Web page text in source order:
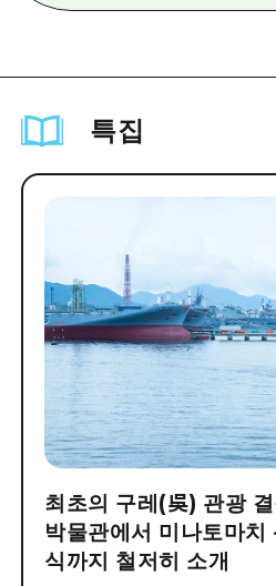
특집
최초의 구레(吳) 관광
박물관에서 미나토마치
식까지 철저히 소개